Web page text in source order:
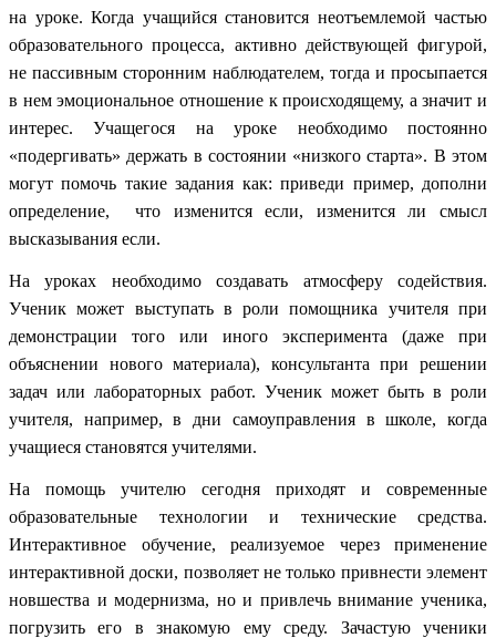
на уроке. Когда учащийся становится неотъемлемой частью
образовательного процесса, активно действующей фигурой,
не пассивным сторонним наблюдателем, тогда и просыпается
в нем эмоциональное отношение к происходящему, а значит и
интерес. Учащегося на уроке необходимо постоянно
«подергивать» держать в состоянии «низкого старта». В этом
могут помочь такие задания как: приведи пример, дополни
определение, что изменится если, изменится ли смысл
высказывания если.
На уроках необходимо создавать атмосферу содействия.
Ученик может выступать в роли помощника учителя при
демонстрации того или иного эксперимента (даже при
объяснении нового материала), консультанта при решении
задач или лабораторных работ. Ученик может быть в роли
учителя, например, в дни самоуправления в школе, когда
учащиеся становятся учителями.
На помощь учителю сегодня приходят и современные
образовательные технологии и технические средства.
Интерактивное обучение, реализуемое через применение
интерактивной доски, позволяет не только привнести элемент
новшества и модернизма, но и привлечь внимание ученика,
погрузить его в знакомую ему среду. Зачастую ученики